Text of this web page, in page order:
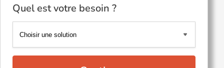
Quel est votre besoin ?